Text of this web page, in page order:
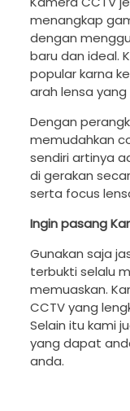
menangkap
dengan
baru dan ideal.
popular karna
arah lensa
Dengan
memudahkan
sendiri artinya
di gerakan
serta focus
Ingin pasang
Gunakan saja
terbukti selalu
memuaskan.
CCTV yang
Selain itu kami
yang dapat
anda.